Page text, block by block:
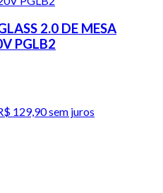
2.0 DE MESA
PGLB2
129,90 sem juros